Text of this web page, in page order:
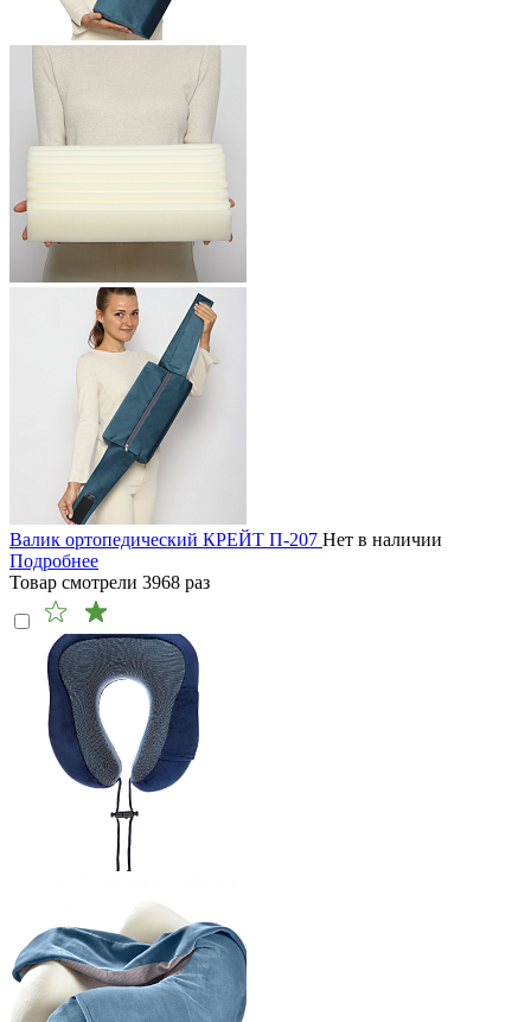
Валик ортопедический КРЕЙТ П-207 Нет в наличии
Подробнее
Товар смотрели 3968 раз